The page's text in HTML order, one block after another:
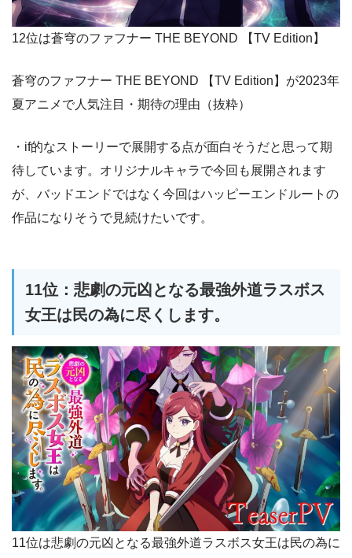
12位は蒼穹のファフナー THE BEYOND 【TV Edition】
蒼穹のファフナー THE BEYOND 【TV Edition】が2023年
夏アニメで人気注目・期待の理由（抜粋）
・if的なストーリーで展開する点が面白そうだと思って期
待しています。オリジナルキャラで今回も展開されます
が、バッドエンドではなく今回はハッピーエンドルートの
作品になりそうで見続けたいです。
11位：悲劇の元凶となる最強外道ラスボス
女王は民の為に尽くします。
11位は悲劇の元凶となる最強外道ラスボス女王は民の為に